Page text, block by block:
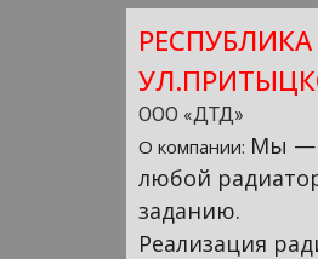
ООО «ДТД»
О компании: Мы —
любой
заданию.
Реализация